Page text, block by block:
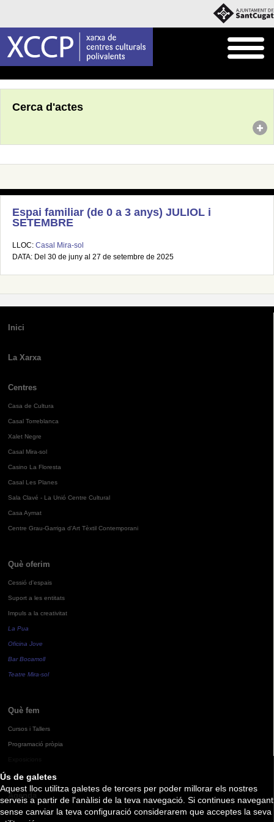
Ús de galetes
Aquest lloc utilitza galetes de tercers per poder millorar els nostres
serveis a partir de l'anàlisi de la teva navegació. Si continues navegant
sense canviar la teva configuració considerarem que acceptes la seva
Cerca d'actes
Espai familiar (de 0 a 3 anys) JULIOL i
SETEMBRE
LLOC: Casal Mira-sol
DATA: Del 30 de juny al 27 de setembre de 2025
Inici
La Xarxa
Centres
Casa de Cultura
Casal Torreblanca
Xalet Negre
Casal Mira-sol
Casino La Floresta
Casal Les Planes
Sala Clavé - La Unió Centre Cultural
Casa Aymat
Centre Grau-Garriga d'Art Tèxtil Contemporani
Què oferim
Cessió d'espais
Suport a les entitats
Impuls a la creativitat
La Pua
Oficina Jove
Bar Bocamoll
Teatre Mira-sol
Què fem
Cursos i Tallers
Programació pròpia
Agenda